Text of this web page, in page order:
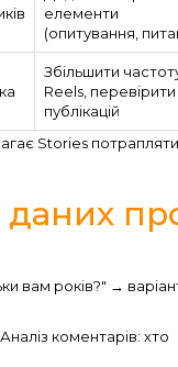
елементи
(опитування,
Збільшити
Reels,
публікацій
Stories
вам років?" →
коментарів: хто